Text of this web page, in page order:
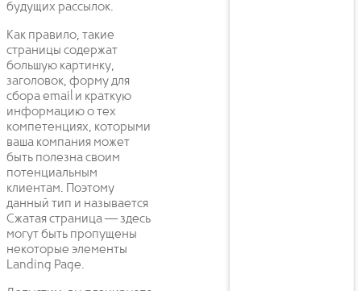
будущих рассылок.
Как правило, такие
страницы содержат
большую картинку,
заголовок, форму для
сбора email и краткую
информацию о тех
компетенциях, которыми
ваша компания может
быть полезна своим
потенциальным
клиентам. Поэтому
данный тип и называется
Сжатая страница — здесь
могут быть пропущены
некоторые элементы
Landing Page.